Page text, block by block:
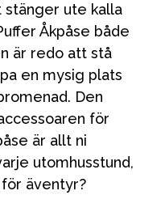
ute kalla
Åkpåse både
är redo att stå
en mysig plats
Den
för
är allt ni
utomhusstund,
äventyr?